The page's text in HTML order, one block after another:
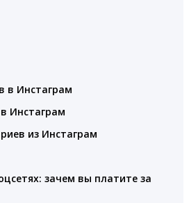
в Инстаграм
Инстаграм
из Инстаграм
зачем вы платите за